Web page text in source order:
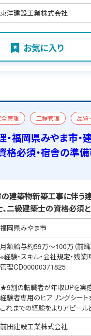
東洋建設工業株式会社
お気に入り
全管理 工程管理 品質
技士
二級建築士 宿舎
福岡県みやま市
格必須・宿舎の準
建築物新築工事に伴う
二級建築士の資格必須と
福岡県みやま市
月額給与約59万～100万（前職
※経験・スキル・会社規定・残業
管理CD00000371825
★9割の転職者が年収UPを実感
経験者専用のヒアリングシート
これまでの経験をよりアピー
前田建設工業株式会社